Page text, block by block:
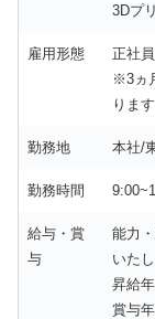
3Dプ
雇用形態
正社員
※3ヵ
ります
勤務地 本社/
勤務時間
給与・賞
与
能力
いたし
昇給年
賞与